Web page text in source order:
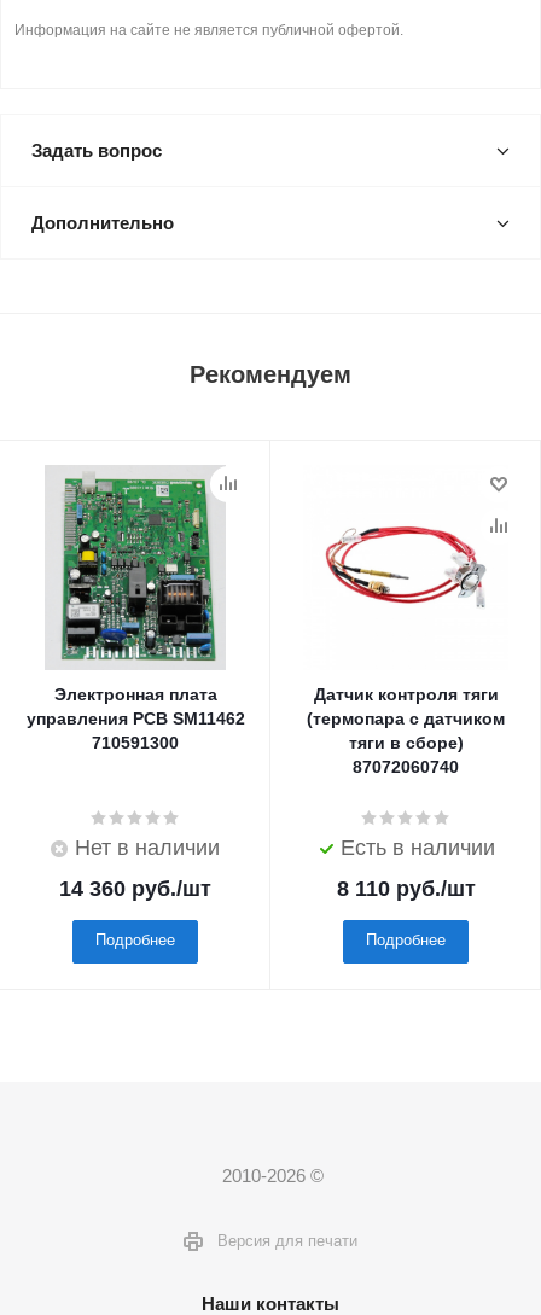
Информация на сайте не является публичной офертой.
Задать вопрос
Дополнительно
Рекомендуем
Электронная плата
управления PCB SM11462
710591300
Нет в наличии
14 360 руб./шт
Подробнее
Датчик контроля тяги
(термопара с датчиком
тяги в сборе)
87072060740
Есть в наличии
8 110руб./шт
Подробнее
2010-2026 ©
Версия для печати
Наши контакты